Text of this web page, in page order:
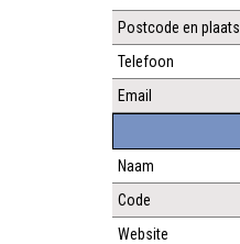
Postcode en plaats
Telefoon
Email
Naam
Code
Website